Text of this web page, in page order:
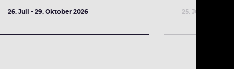
26. Juli - 29. Oktober 2026 25. Juli - 31.